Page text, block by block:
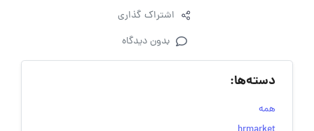
اشتراک گذاری
بدون دیدگاه
دسته‌ها:
همه